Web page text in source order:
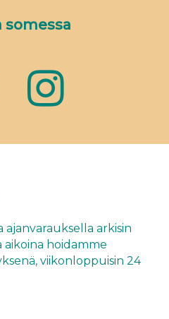
somessa
ajanvarauksella arkisin
aikoina hoidamme
, viikonloppuisin 24